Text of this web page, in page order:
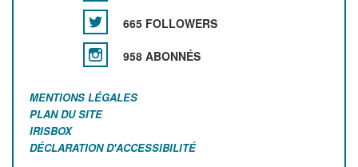
665 FOLLOWERS
958 ABONNÉS
MENTIONS LÉGALES
PLAN DU SITE
IRISBOX
DÉCLARATION D'ACCESSIBILITÉ